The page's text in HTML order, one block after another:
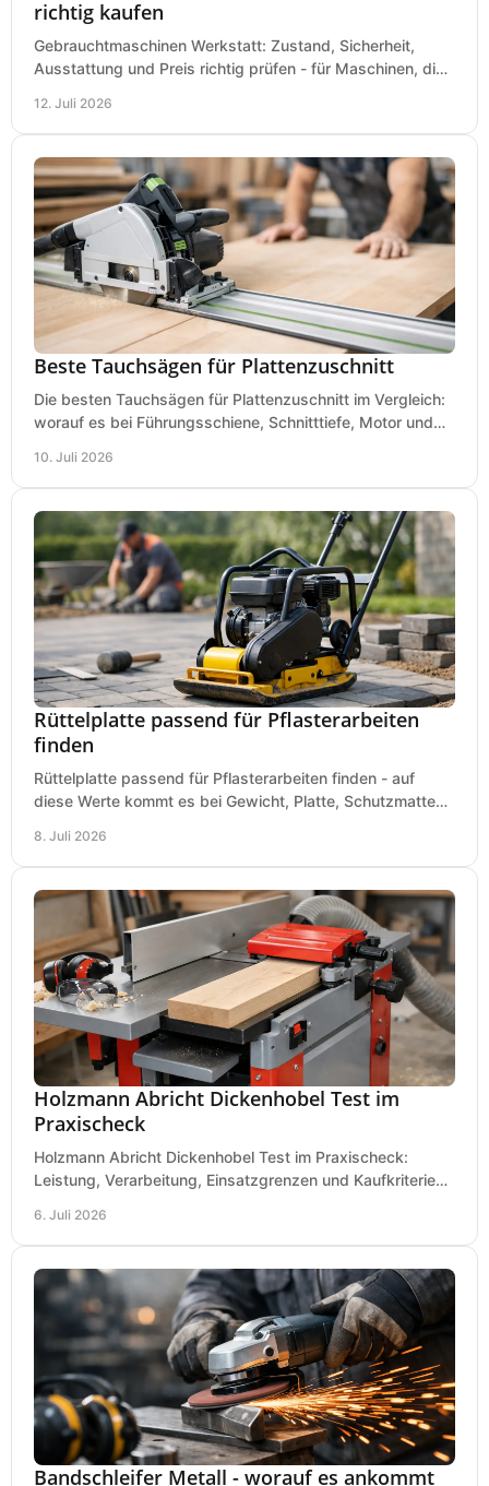
richtig kaufen
Gebrauchtmaschinen Werkstatt: Zustand, Sicherheit,
Ausstattung und Preis richtig prüfen - für Maschinen, die
12. Juli 2026
Beste Tauchsägen für Plattenzuschnitt
Die besten Tauchsägen für Plattenzuschnitt im Vergleich:
worauf es bei Führungsschiene, Schnitttiefe, Motor und
10. Juli 2026
Rüttelplatte passend für Pflasterarbeiten
finden
Rüttelplatte passend für Pflasterarbeiten finden - auf
diese Werte kommt es bei Gewicht, Platte, Schutzmatte
8. Juli 2026
Holzmann Abricht Dickenhobel Test im
Praxischeck
Holzmann Abricht Dickenhobel Test im Praxischeck:
Leistung, Verarbeitung, Einsatzgrenzen und Kaufkriterien
6. Juli 2026
Bandschleifer Metall - worauf es ankommt